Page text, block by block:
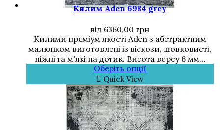
Килим Aden 6984 grey
від 6360,00 грн
Килими преміум якості Aden з абстрактним
малюнком виготовлені із віскози, шовковисті,
ніжні та м'які на дотик. Висота ворсу 6 мм…
Оберіть опції
Quick View